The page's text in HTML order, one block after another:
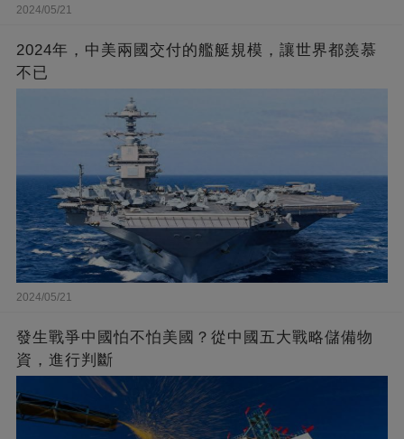
2024/05/21
2024年，中美兩國交付的艦艇規模，讓世界都羨慕
不已
2024/05/21
發生戰爭中國怕不怕美國？從中國五大戰略儲備物
資，進行判斷